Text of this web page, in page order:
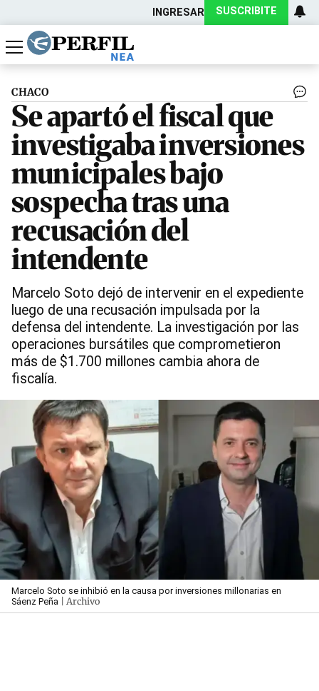
INGRESAR SUSCRIBITE
Política
Economía
Actualidad
CHACO
Se apartó el fiscal que
investigaba inversiones
municipales bajo
sospecha tras una
recusación del
intendente
Marcelo Soto dejó de intervenir en el expediente
luego de una recusación impulsada por la
defensa del intendente. La investigación por las
operaciones bursátiles que comprometieron
más de $1.700 millones cambia ahora de
fiscalía.
Marcelo Soto se inhibió en la causa por inversiones millonarias en
Sáenz Peña | Archivo